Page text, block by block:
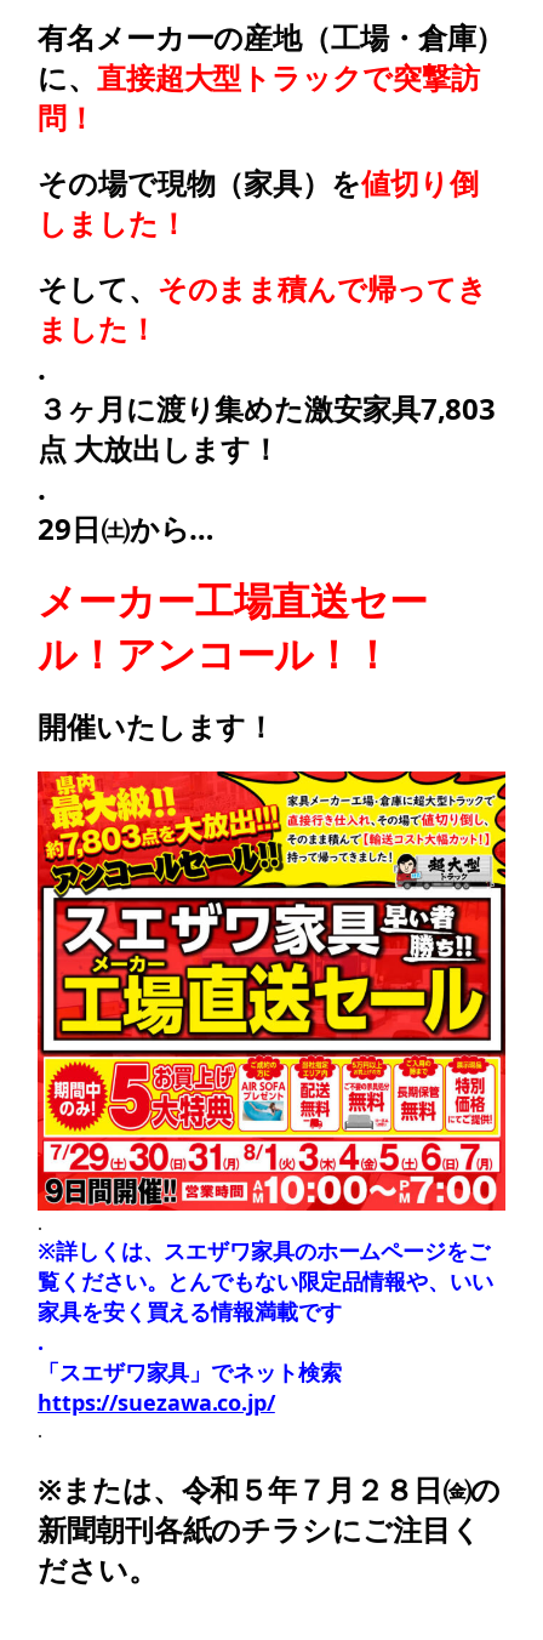
有名メーカーの産地（工場・倉庫）
に、 直接超大型トラックで突撃訪
問！
その場で現物（家具）を値切り倒
しました！
そして、 そのまま積んで帰ってき
ました！
.
３ヶ月に渡り集めた激安家具7,803
点 大放出します！
.
29日㈯から…
メーカー工場直送セー
ル！アンコール！！
開催いたします！
.
※詳しくは、スエザワ家具のホームページをご
覧ください。とんでもない限定品情報や、いい
家具を安く買える情報満載です
.
「スエザワ家具」でネット検索
https://suezawa.co.jp/
.
※または、令和５年７月２８日㈮の
新聞朝刊各紙のチラシにご注目く
ださい。